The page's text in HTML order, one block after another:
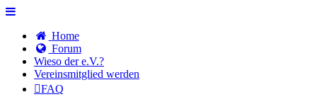
Home
Forum
Wieso der e.V.?
Vereinsmitglied werden
FAQ